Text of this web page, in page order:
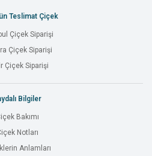
Teslimat Çiçek
Çiçek Siparişi
Çiçek Siparişi
Çiçek Siparişi
Bilgiler
Bakımı
Notları
Anlamları